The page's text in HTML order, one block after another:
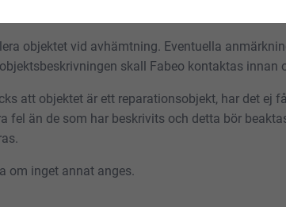
objektet vid avhämtning. Eventuella
skall Fabeo kontaktas innan
att objektet är ett reparationsobjekt, har det ej
fel än de som har beskrivits och detta bör
om inget annat anges.